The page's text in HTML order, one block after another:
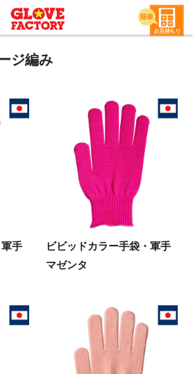
ジ編み
手
ビビッドカラー手袋・軍手
マゼンタ